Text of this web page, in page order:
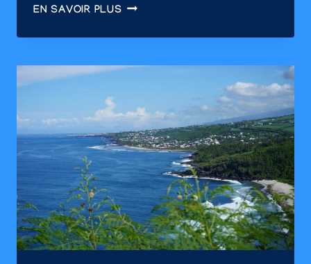
EN SAVOIR PLUSDÉVELOPPEMENT
PERSONNALISÉ